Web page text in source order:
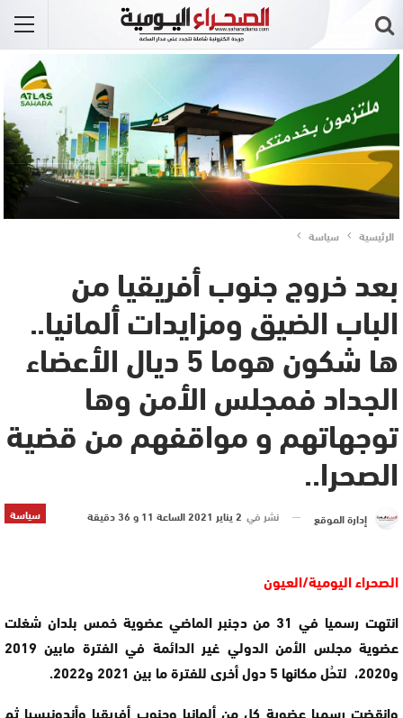
الرئيسية سياسة
بعد خروج جنوب أفريقيا من
الباب الضيق ومزايدات ألمانيا..
ها شكون هوما 5 ديال الأعضاء
الجداد فمجلس الأمن وها
توجهاتهم و مواقفهم من قضية
الصحرا..
سياسة إدارة الموقع نشر في 2 يناير 2021 الساعة 11 و 36 دقيقة
الصحراء اليومية/العيون
انتهت رسميا في 31 من دجنبر الماضي عضوية خمس بلدان شغلت
عضوية مجلس الأمن الدولي غير الدائمة في الفترة مابين 2019
و2020، لتحُل مكانها 5 دول أخرى للفترة ما بين 2021 و2022.
وإنقضت رسميا عضوية كل من ألمانيا وجنوب أفريقيا وأندونيسيا ثم